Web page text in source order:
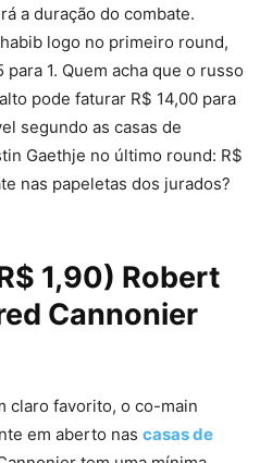
a duração do combate.
logo no primeiro round,
1. Quem acha que o russo
pode faturar R$ 14,00 para
segundo as casas de
Gaethje no último round: R$
nas papeletas dos jurados?
1,90) Robert
Cannonier
claro favorito, o co-main
em aberto nas casas de